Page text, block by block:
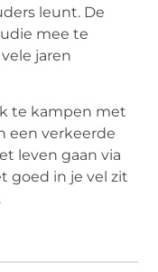
leunt. De
mee te
jaren
te kampen met
een verkeerde
leven gaan via
goed in je vel zit